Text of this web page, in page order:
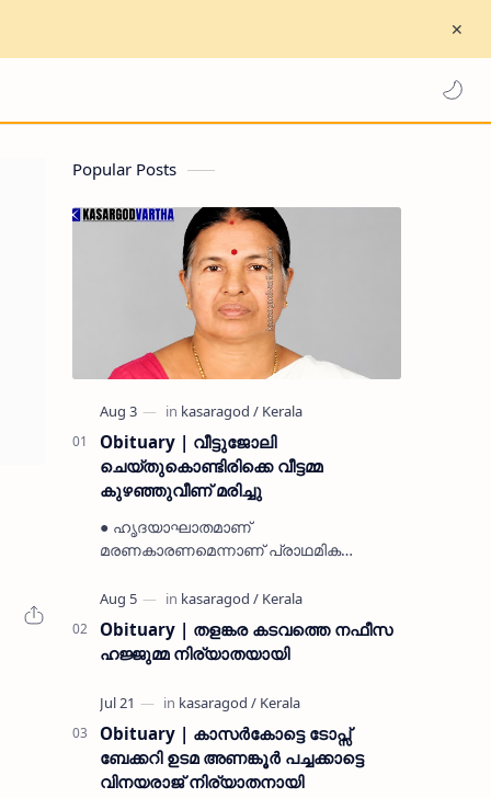
Popular Posts
Obituary | വീട്ടുജോലി
ചെയ്തുകൊണ്ടിരിക്കെ വീട്ടമ്മ
കുഴഞ്ഞുവീണ് മരിച്ചു
● ഹൃദയാഘാതമാണ്
മരണകാരണമെന്നാണ് പ്രാഥമിക
കമ്യൂണിസ്റ്റ് പ്രവർത്തകരായ
രാമൻ്റെയും ചിരുതേയിയുടെയും
മകളാണ് ● വിവരമറിഞ്ഞ് ജനപ്ര…
Obituary | തളങ്കര കടവത്തെ നഫീസ
ഹജ്ജുമ്മ നിര്യാതയായി
Obituary | കാസർകോട്ടെ ടോപ്സ്
ബേക്കറി ഉടമ അണങ്കൂർ പച്ചക്കാട്ടെ
വിനയരാജ് നിര്യാതനായി